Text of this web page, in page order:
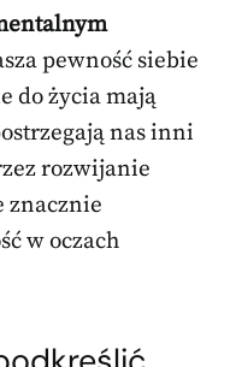
pewność siebie
do życia mają
nas inni
rozwijanie
znacznie
w oczach